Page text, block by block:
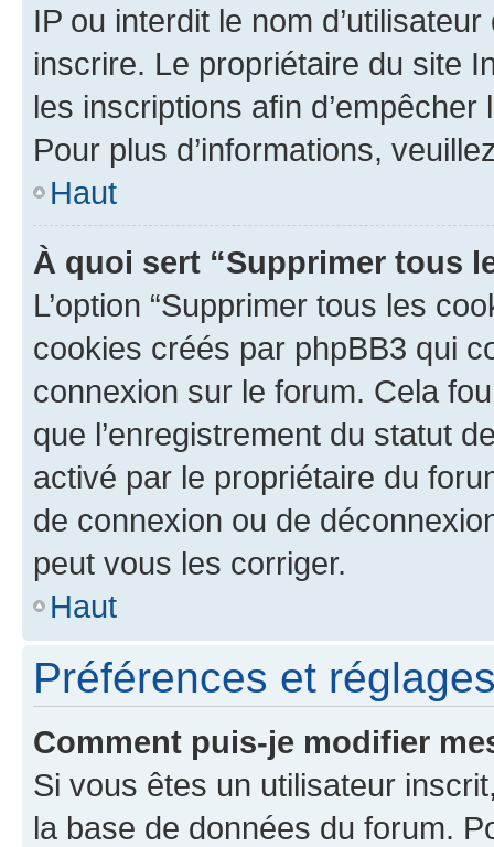
IP ou interdit le nom
inscrire. Le propriétaire du site
les inscriptions afin
Pour plus d’informations,
Haut
À quoi sert “Supprimer tous
L’option “Supprimer tous les
cookies créés par phpBB3 qui
connexion sur le forum. Cela
que l’enregistrement du statut
activé par le propriétaire du
de connexion ou de
peut vous les corriger.
Haut
Préférences et
Comment puis-je modifier
Si vous êtes un utilisateur
la base de données du forum.